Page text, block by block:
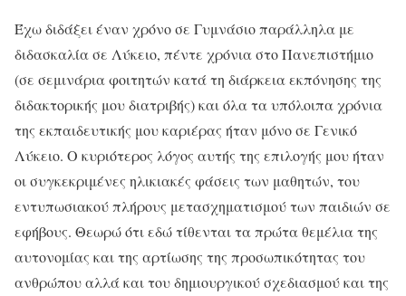
Έχω διδάξει έναν χρόνο σε Γυμνάσιο παράλληλα με
διδασκαλία σε Λύκειο, πέντε χρόνια στο Πανεπιστήμιο
(σε σεμινάρια φοιτητών κατά τη διάρκεια εκπόνησης της
διδακτορικής μου διατριβής) και όλα τα υπόλοιπα χρόνια
της εκπαιδευτικής μου καριέρας ήταν μόνο σε Γενικό
Λύκειο. Ο κυριότερος λόγος αυτής της επιλογής μου ήταν
οι συγκεκριμένες ηλικιακές φάσεις των μαθητών, του
εντυπωσιακού πλήρους μετασχηματισμού των παιδιών σε
εφήβους. Θεωρώ ότι εδώ τίθενται τα πρώτα θεμέλια της
αυτονομίας και της αρτίωσης της προσωπικότητας του
ανθρώπου αλλά και του δημιουργικού σχεδιασμού και της